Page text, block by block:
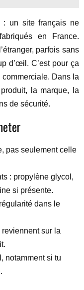
: un site français ne
en France.
parfois sans
d’œil. C’est pour ça
Dans la
la marque, la
de sécurité.
pas seulement celle
: propylène glycol,
si présente.
dans le
sur la
notamment si tu